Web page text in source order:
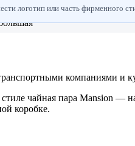
логотип или часть фирменного
компаниями и
чайная пара Mansion —
коробке.